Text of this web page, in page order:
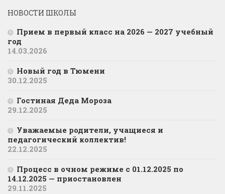
НОВОСТИ ШКОЛЫ
Прием в первый класс на 2026 — 2027 учебный
год
14.03.2026
Новый год в Тюмени
30.12.2025
Гостиная Деда Мороза
29.12.2025
Уважаемые родители, учащиеся и
педагогический коллектив!
22.12.2025
Процесс в очном режиме с 01.12.2025 по
14.12.2025 — приостановлен
29.11.2025